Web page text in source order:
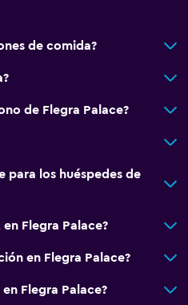
de comida?
de Flegra Palace?
para los huéspedes de
Flegra Palace?
en Flegra Palace?
Flegra Palace?